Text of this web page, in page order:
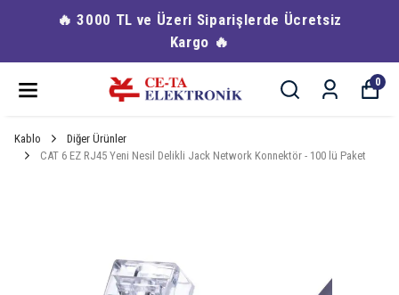
🔥 3000 TL ve Üzeri Siparişlerde Ücretsiz
Kargo 🔥
0
Kablo
Diğer Ürünler
CAT 6 EZ RJ45 Yeni Nesil Delikli Jack Network Konnektör - 100 lü Paket